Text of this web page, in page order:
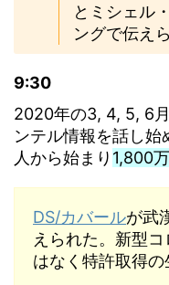
とミシェル
ングで伝え
9:30
2020年の3, 4, 5, 6
ンテル情報を話し
人から始まり 1,800
DS/カバールが武
えられた。新型
はなく特許取得の